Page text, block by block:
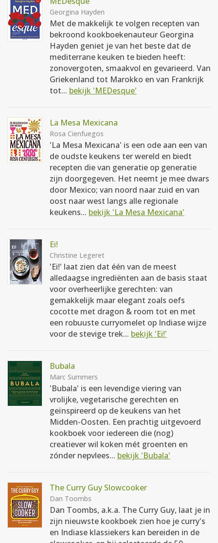
Georgina Hayden
Met de makkelijk te volgen recepten van
bekroond kookboekenauteur Georgina
Hayden geniet je van het beste dat de
mediterrane keuken te bieden heeft:
zonovergoten, smaakvol en gevarieerd. Van
Griekenland tot Marokko en van Frankrijk
tot... bekijk 'MEDesque'
La Mesa Mexicana
Rosa Cienfuegos
'La Mesa Mexicana' is een ode aan een van
de oudste keukens ter wereld en biedt
recepten die van generatie op generatie
zijn doorgegeven. Het neemt je mee dwars
door Mexico; van noord naar zuid en van
oost naar west langs alle regionale
keukens... bekijk 'La Mesa Mexicana'
Ei!
Christine Legeret
'Ei!' laat zien dat één van de meest
alledaagse ingrediënten aan de basis staat
voor overheerlijke gerechten: van
gemakkelijk maar elegant zoals oefs
cocotte met dragon & room tot en met
een robuuste curryomelet op Indiase wijze
voor de stevige trek... bekijk 'Ei!'
Bubala
Marc Summers
'Bubala' is een levendige viering van
vrolijke, vegetarische gerechten en
geïnspireerd op de keukens van het
Midden-Oosten. Een prachtig uitgevoerd
kookboek voor iedereen die (nog)
creatiever wil koken mét groenten en
zónder nepvlees... bekijk 'Bubala'
The Curry Guy Slowcooker
Dan Toombs
Dan Toombs, a.k.a. The Curry Guy, laat je in
zijn nieuwste kookboek zien hoe je curry's
en Indiase klassiekers kan bereiden in de